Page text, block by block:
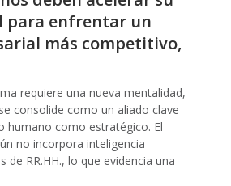
para enfrentar un
más competitivo,
requiere una nueva mentalidad,
consolide como un aliado clave
humano como estratégico. El
no incorpora inteligencia
de RR.HH., lo que evidencia una